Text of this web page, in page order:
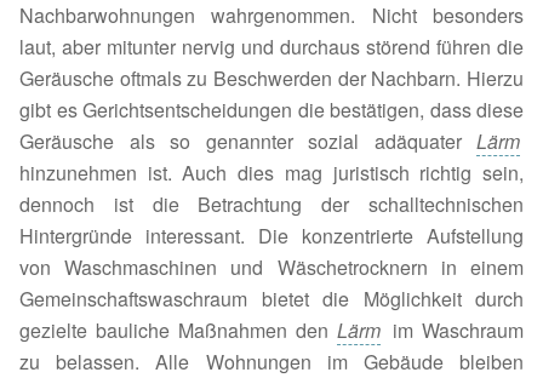
Nachbarwohnungen wahrgenommen. Nicht besonders
laut, aber mitunter nervig und durchaus störend führen die
Geräusche oftmals zu Beschwerden der Nachbarn. Hierzu
gibt es Gerichtsentscheidungen die bestätigen, dass diese
Geräusche als so genannter sozial adäquater Lärm
hinzunehmen ist. Auch dies mag juristisch richtig sein,
dennoch ist die Betrachtung der schalltechnischen
Hintergründe interessant. Die konzentrierte Aufstellung
von Waschmaschinen und Wäschetrocknern in einem
Gemeinschaftswaschraum bietet die Möglichkeit durch
gezielte bauliche Maßnahmen den Lärm im Waschraum
zu belassen. Alle Wohnungen im Gebäude bleiben